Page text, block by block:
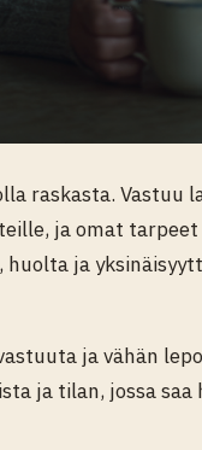
raskasta. Vastuu
ja omat
huolta ja
ja vähän
ja tilan, jossa saa